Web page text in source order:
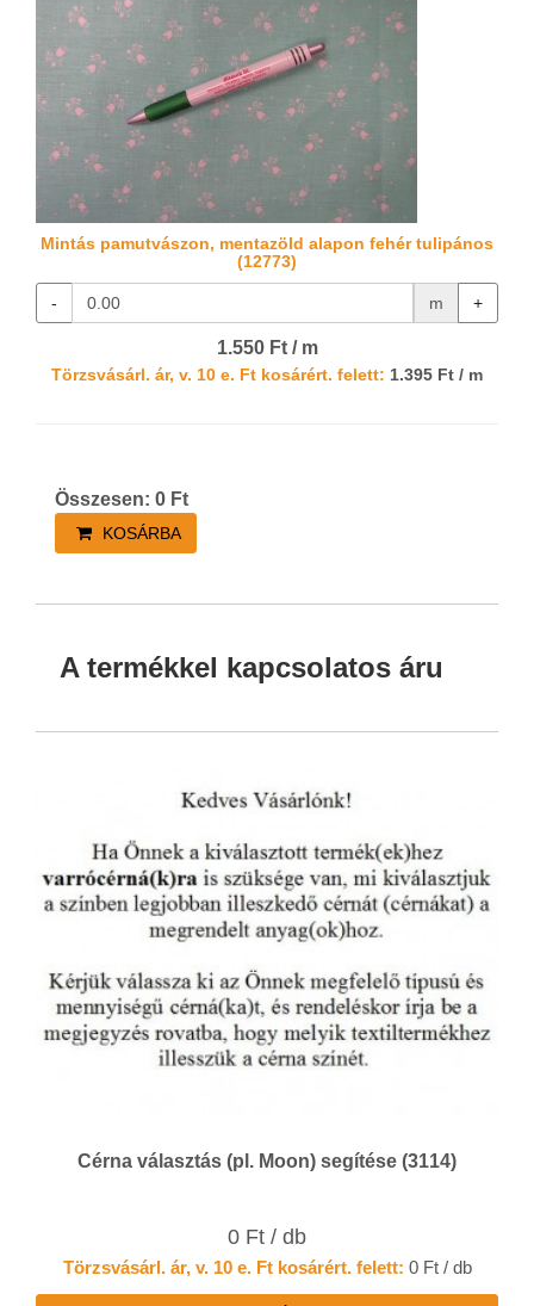
Mintás pamutvászon, mentazöld alapon fehér tulipános
(12773)
- m +
1.550 Ft / m
Törzsvásárl. ár, v. 10 e. Ft kosárért. felett: 1.395 Ft / m
Összesen: 0 Ft
KOSÁRBA
A termékkel kapcsolatos áru
Cérna választás (pl. Moon) segítése (3114)
0 Ft / db
Törzsvásárl. ár, v. 10 e. Ft kosárért. felett: 0 Ft / db